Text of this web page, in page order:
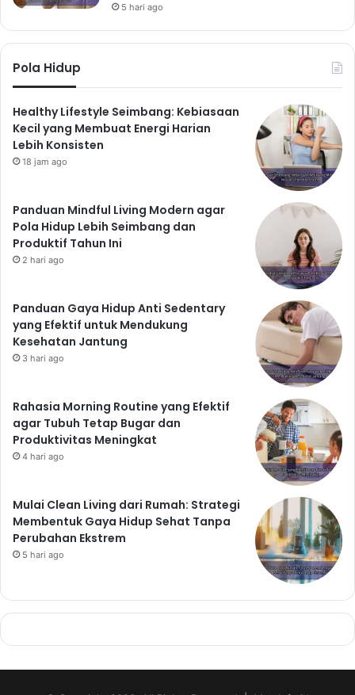
5 hari ago
Pola Hidup
Healthy Lifestyle Seimbang: Kebiasaan
Kecil yang Membuat Energi Harian
Lebih Konsisten
18 jam ago
Panduan Mindful Living Modern agar
Pola Hidup Lebih Seimbang dan
Produktif Tahun Ini
2 hari ago
Panduan Gaya Hidup Anti Sedentary
yang Efektif untuk Mendukung
Kesehatan Jantung
3 hari ago
Rahasia Morning Routine yang Efektif
agar Tubuh Tetap Bugar dan
Produktivitas Meningkat
4 hari ago
Mulai Clean Living dari Rumah: Strategi
Membentuk Gaya Hidup Sehat Tanpa
Perubahan Ekstrem
5 hari ago